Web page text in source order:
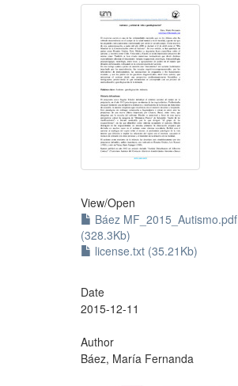
View/Open
Báez MF_2015_Autismo.pdf
(328.3Kb)
license.txt (35.21Kb)
Date
2015-12-11
Author
Báez, María Fernanda